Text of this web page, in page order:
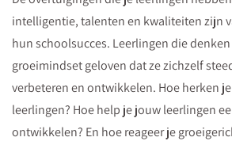
intelligentie, talenten en kwaliteiten zijn
hun schoolsucces. Leerlingen die
groeimindset geloven dat ze zichzelf
verbeteren en ontwikkelen. Hoe herken
leerlingen? Hoe help je jouw leerlingen
ontwikkelen? En hoe reageer je